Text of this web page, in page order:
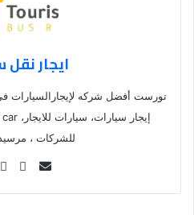
ايجار
تورست أفضل شركه لإيجارالسيارات
للشركات ،
Se